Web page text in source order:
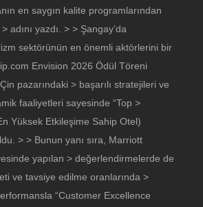
en saygın kalite programlarından
adını yazdı. > > Şangay’da
sektörünün en önemli aktörlerini bir
Envision 2026 Ödül Töreni
pazarındaki > başarılı stratejileri ve
faaliyetleri sayesinde “Top >
Yüksek Etkileşime Sahip Otel)
> > Bunun yanı sıra, Marriott
yapılan > değerlendirmelerde de
ve tavsiye edilme oranlarında >
“Customer Excellence